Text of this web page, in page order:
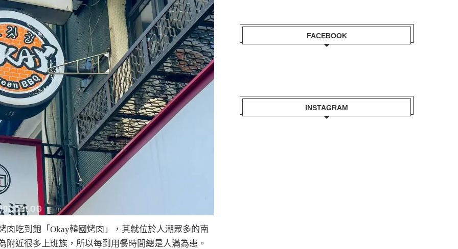
吃到飽「Okay韓國烤肉」，其就位於人潮眾多的南
近很多上班族，所以每到用餐時間總是人滿為患。
FACEBOOK
INSTAGRAM